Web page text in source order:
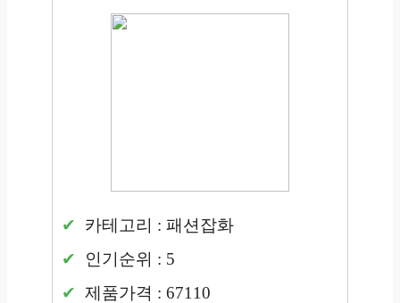
카테고리 : 패션잡화
인기순위 : 5
제품가격 : 67110